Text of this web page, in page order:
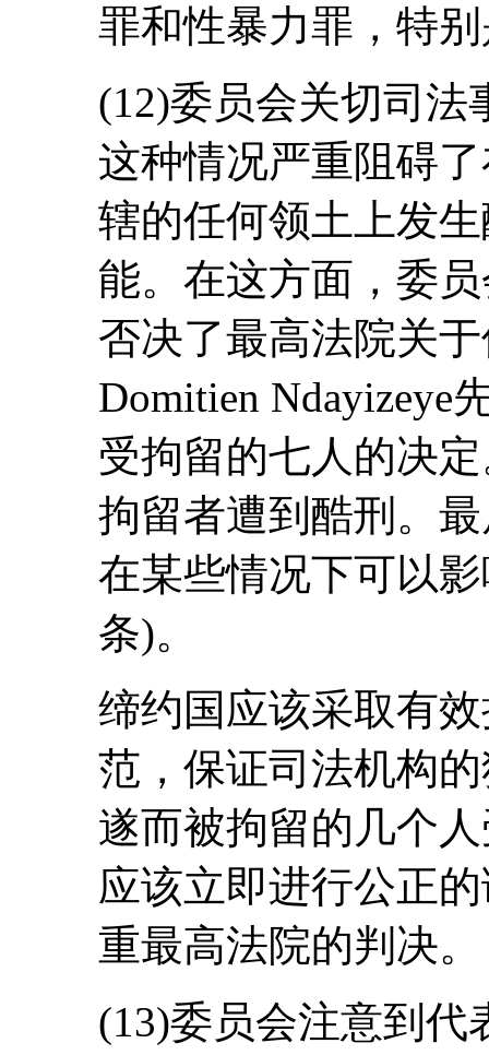
罪和性暴力罪，特
(12)委员会关切司法
这种情况严重阻碍
辖的任何领土上发
能。在这方面，委
否决了最高法院关
Domitien Ndayizeye
受拘留的七人的决
拘留者遭到酷刑。
在某些情况下可以
条)。
缔约国应该采取有
范，保证司法机构
遂而被拘留的几个
应该立即进行公正
重最高法院的判决。
(13)委员会注意到代